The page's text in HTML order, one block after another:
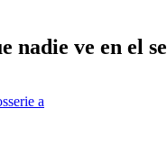
nadie ve en el
serie a